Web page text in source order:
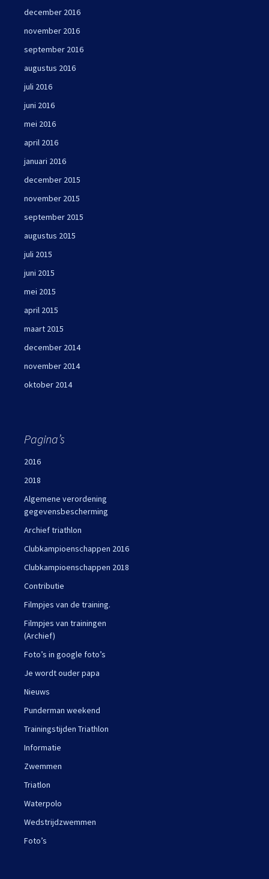
december 2016
november 2016
september 2016
augustus 2016
juli 2016
juni 2016
mei 2016
april 2016
januari 2016
december 2015
november 2015
september 2015
augustus 2015
juli 2015
juni 2015
mei 2015
april 2015
maart 2015
december 2014
november 2014
oktober 2014
Pagina’s
2016
2018
Algemene verordening
gegevensbescherming
Archief triathlon
Clubkampioenschappen 2016
Clubkampioenschappen 2018
Contributie
Filmpjes van de training.
Filmpjes van trainingen
(Archief)
Foto’s in google foto’s
Je wordt ouder papa
Nieuws
Punderman weekend
Trainingstijden Triathlon
Informatie
Zwemmen
Triatlon
Waterpolo
Wedstrijdzwemmen
Foto’s